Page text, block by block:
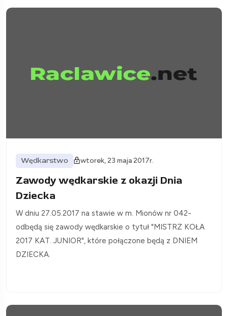
Wędkarstwo wtorek, 23 maja 2017r.
Zawody wędkarskie z okazji Dnia
Dziecka
W dniu 27.05.2017 na stawie w m. Mionów nr 042-
odbędą się zawody wędkarskie o tytuł "MISTRZ KOŁA
2017 KAT. JUNIOR", które połączone będą z DNIEM
DZIECKA.